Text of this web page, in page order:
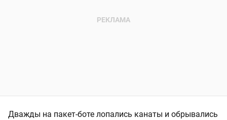
Дважды на пакет-боте лопались канаты и обрывались